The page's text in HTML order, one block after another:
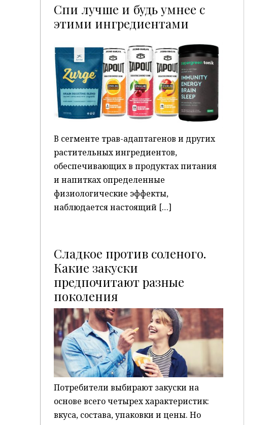
Спи лучше и будь умнее с
этими ингредиентами
P
В сегменте трав-адаптагенов и других
растительных ингредиентов,
обеспечивающих в продуктах питания
и напитках определенные
физиологические эффекты,
наблюдается настоящий […]
Сладкое против соленого.
Какие закуски
предпочитают разные
поколенияP
Потребители выбирают закуски на
основе всего четырех характеристик:
вкуса, состава, упаковки и цены. Но